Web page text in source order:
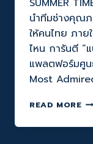
SUMMER
นำทีมช่างคุณ
ให้คนไทย ภาย
ไหน การันตี “
แพลตฟอร์มศูน
Most
READ MOREQ-
จัด